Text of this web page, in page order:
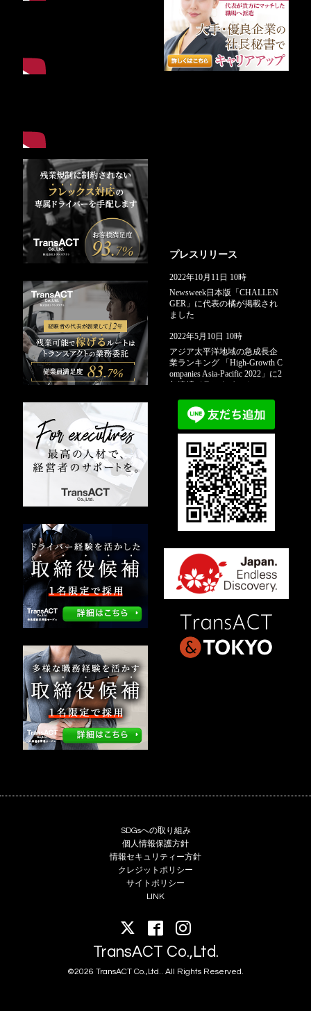
SDGsへの取り組み
個人情報保護方針
情報セキュリティー方針
クレジットポリシー
サイトポリシー
LINK
TransACT Co.,Ltd.
©2026 TransACT Co.,Ltd.. All Rights Reserved.